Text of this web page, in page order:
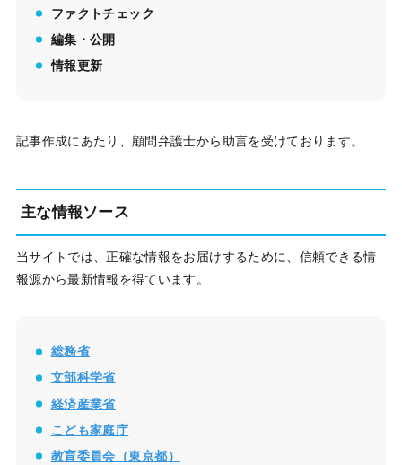
ファクトチェック
編集・公開
情報更新
記事作成にあたり、顧問弁護士から助言を受けております。
主な情報ソース
当サイトでは、正確な情報をお届けするために、信頼できる情
報源から最新情報を得ています。
総務省
文部科学省
経済産業省
こども家庭庁
教育委員会（東京都）